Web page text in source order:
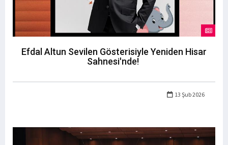
Efdal Altun Sevilen Gösterisiyle Yeniden Hisar
Sahnesi'nde!
13 Şub 2026